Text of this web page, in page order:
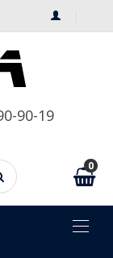
90-19
0